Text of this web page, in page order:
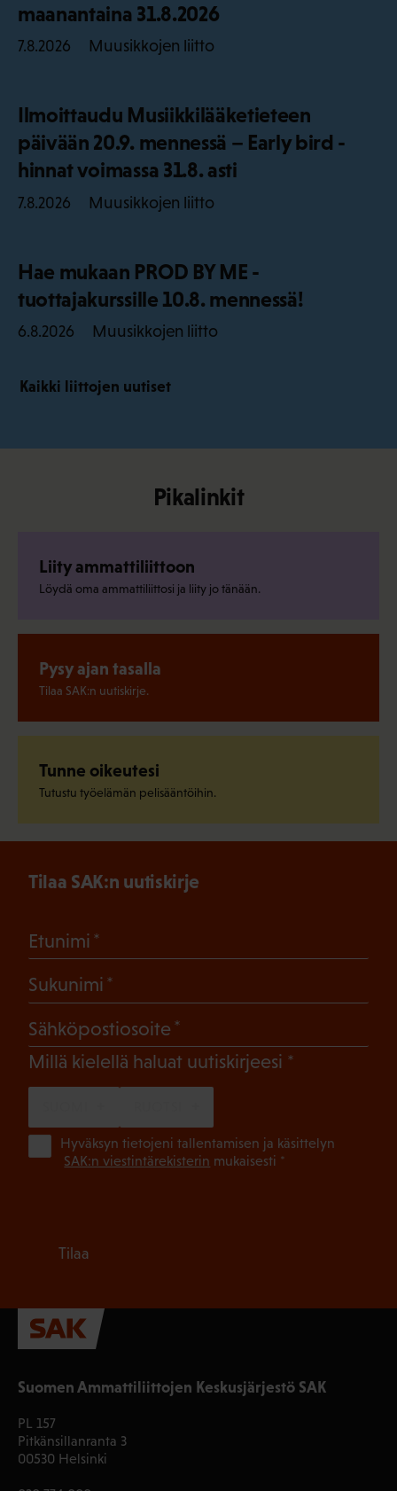
maanantaina 31.8.2026
7.8.2026 Muusikkojen liitto
Ilmoittaudu Musiikkilääketieteen
päivään 20.9. mennessä – Early bird -
hinnat voimassa 31.8. asti
7.8.2026 Muusikkojen liitto
Hae mukaan PROD BY ME -
tuottajakurssille 10.8. mennessä!
6.8.2026 Muusikkojen liitto
Kaikki liittojen uutiset
Pikalinkit
Liity ammattiliittoon
Löydä oma ammattiliittosi ja liity jo tänään.
Pysy ajan tasalla
Tilaa SAK:n uutiskirje.
Tunne oikeutesi
Tutustu työelämän pelisääntöihin.
Suomen Ammattiliittojen Keskusjärjestö SAK
PL 157
Pitkänsillanranta 3
00530 Helsinki
Tilaa SAK:n uutiskirje
Etunimi
Sukunimi
Sähköpostiosoite
Millä kielellä haluat uutiskirjeesi (Pakollinen)
Hyväksyn tietojeni tallentamisen ja käsittelyn
SAK:n viestintärekisterin mukaisesti *
Tilaa